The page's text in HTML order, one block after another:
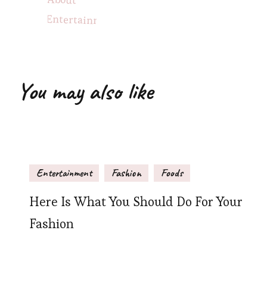
You may also like
Entertainment Fashion Foods
Here Is What You Should Do For Your
Fashion